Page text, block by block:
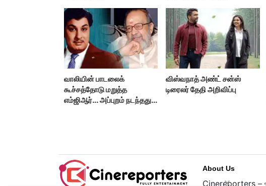
வாலியின் பாடலைக்
கூச்சத்தோடு மறுத்த
எம்ஜிஆர்... அப்புறம் நடந்தது
விஸ்வநாத் அண்ட் சன்ஸ்
டிரைலர் தேதி அறிவிப்பு
About Us
Cinereporters